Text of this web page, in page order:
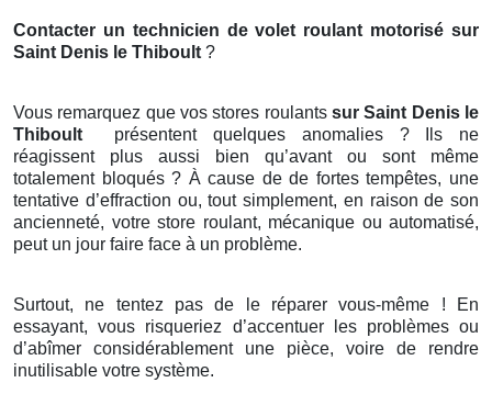
Contacter un technicien de volet roulant motorisé sur
Saint Denis le Thiboult ?
Vous remarquez que vos stores roulants sur Saint Denis le
Thiboult
présentent quelques anomalies ? Ils ne
réagissent plus aussi bien qu’avant ou sont même
totalement bloqués ? À cause de de fortes tempêtes, une
tentative d’effraction ou, tout simplement, en raison de son
ancienneté, votre store roulant, mécanique ou automatisé,
peut un jour faire face à un problème.
Surtout, ne tentez pas de le réparer vous-même ! En
essayant, vous risqueriez d’accentuer les problèmes ou
d’abîmer considérablement une pièce, voire de rendre
inutilisable votre système.